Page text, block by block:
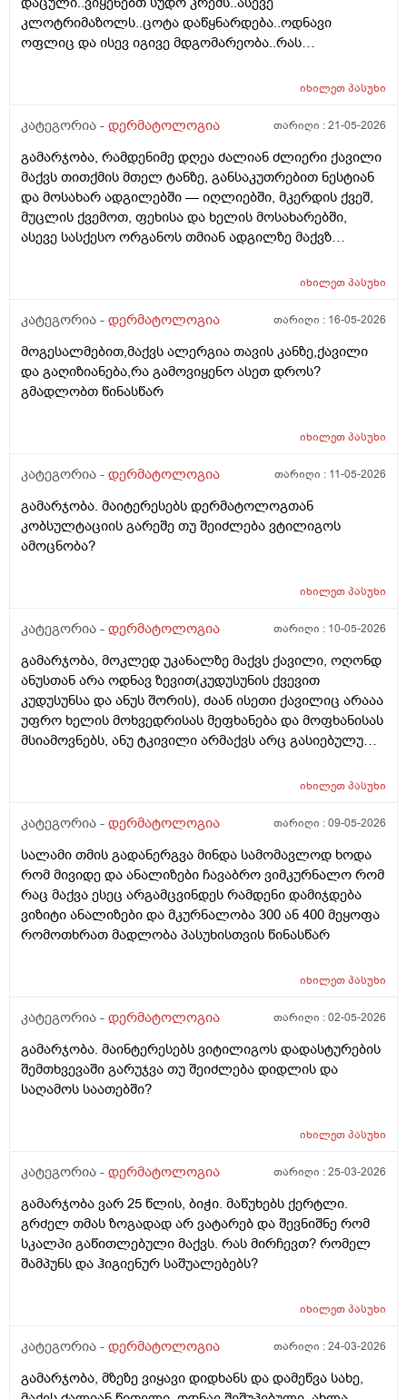
. სხვადასხვა ვერსია მესმის , ზოგი ამბობს არანაირი
ახალი კერების გაჩენა , ზოგიც კი პირიქით . იქნებ
თქვენ მითხრათ ღირს გაგრძელება ? რისკი
კლოტრიმაზოლს..ცოტა დაწყნარდება..ოდნავი
ოფლიც და ისევ იგივე მდგომარეობა..რას
იხილეთპასუხი
კატეგორია - დერმატოლოგია თარიღი :21-05-2026
გამარჯობა, რამდენიმე დღეა ძალიან ძლიერი ქავილი
მაქვს თითქმის მთელ ტანზე, განსაკუთრებით ნესტიან
და მოსახარ ადგილებში — იღლიებში, მკერდის ქვეშ,
მუცლის ქვემოთ, ფეხისა და ხელის მოსახარებში,
ასევე სასქესო ორგანოს თმიან ადგილზე მაქვზ
გაღიზიანება თავზე და ყურებში. ქავილი ზოგჯერ
მაინტერესებს, რისი ბრალი შეიძლება იყოს და რას
მაინც ბრუნდება დროდადრო
იხილეთპასუხი
კატეგორია - დერმატოლოგია თარიღი : 16-05-2026
მოგესალმებით,მაქვს ალერგია თავის კანზე,ქავილი
და გაღიზიანება,რა გამოვიყენო ასეთ დროს?
გმადლობთ წინასწარ
იხილეთპასუხი
კატეგორია - დერმატოლოგია თარიღი : 11-05-2026
გამარჯობა. მაიტერესებს დერმატოლოგთან
კობსულტაციის გარეშე თუ შეიძლება ვტილიგოს
ამოცნობა?
იხილეთპასუხი
კატეგორია - დერმატოლოგია თარიღი : 10-05-2026
გამარჯობა, მოკლედ უკანალზე მაქვს ქავილი, ოღონდ
ანუსთან არა ოდნავ ზევით(კუდუსუნის ქვევით
კუდუსუნსა და ანუს შორის), ძაან ისეთი ქავილიც არააა
უფრო ხელის მოხვედრისას მეფხანება და მოფხანისას
მსიამოვნებს, ანუ ტკივილი არმაქვს არც გასიებულუ
ოპერაცია ანუ ბეწვის ჩაბრუნება(ლაზერით) მაგის მერე
წყლით) ანუ არამგონია რომ გამიმეორდეს. ჭიები
გარშემო, ჰემოროიდიც მაქვს ოდნავ, სოკო შეიძლება
იყოს? ან კანის გაღიზიანება?
იხილეთპასუხი
კატეგორია - დერმატოლოგია თარიღი :09-05-2026
სალამი თმის გადანერგვა მინდა სამომავლოდ ხოდა
რომ მივიდე და ანალიზები ჩავაბრო ვიმკურნალო რომ
რაც მაქვა ესეც არგამცვინდეს რამდენი დამიჯდება
ვიზიტი ანალიზები და მკურნალობა 300 ან 400 მეყოფა
რომოთხრათ მადლობა პასუხისთვის წინასწარ
იხილეთპასუხი
კატეგორია - დერმატოლოგია თარიღი :02-05-2026
გამარჯობა. მაინტერესებს ვიტილიგოს დადასტურების
შემთხვევაში გარუჯვა თუ შეიძლება დიდლის და
საღამოს საათებში?
იხილეთპასუხი
კატეგორია - დერმატოლოგია თარიღი :25-03-2026
გამარჯობა ვარ 25 წლის, ბიჭი. მაწუხებს ქერტლი.
გრძელ თმას ზოგადად არ ვატარებ და შევნიშნე რომ
სკალპი გაწითლებული მაქვს. რას მირჩევთ? რომელ
შამპუნს და ჰიგიენურ საშუალებებს?
იხილეთპასუხი
კატეგორია - დერმატოლოგია თარიღი :24-03-2026
გამარჯობა, მზეზე ვიყავი დიდხანს და დამეწვა სახე,